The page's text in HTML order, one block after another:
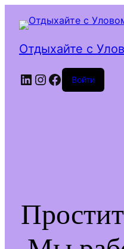
Отдыхайте с
LinkedIn
Instagram
Facebook
Войти